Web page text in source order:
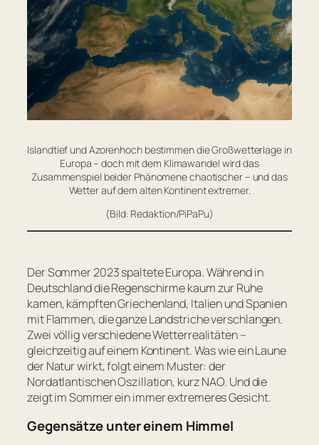
Islandtief und Azorenhoch bestimmen die Großwetterlage in
Europa – doch mit dem Klimawandel wird das
Zusammenspiel beider Phänomene chaotischer – und das
Wetter auf dem alten Kontinent extremer.
(Bild: Redaktion/PiPaPu)
Der Sommer 2023 spaltete Europa. Während in
Deutschland die Regenschirme kaum zur Ruhe
kamen, kämpften Griechenland, Italien und Spanien
mit Flammen, die ganze Landstriche verschlangen.
Zwei völlig verschiedene Wetterrealitäten –
gleichzeitig auf einem Kontinent. Was wie ein Laune
der Natur wirkt, folgt einem Muster: der
Nordatlantischen Oszillation, kurz NAO. Und die
zeigt im Sommer ein immer extremeres Gesicht.
Gegensätze unter einem Himmel